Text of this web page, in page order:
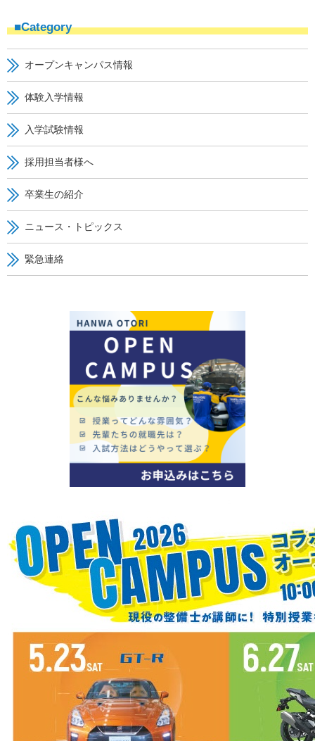
■Category
オープンキャンパス情報
体験入学情報
入学試験情報
採用担当者様へ
卒業生の紹介
ニュース・トピックス
緊急連絡